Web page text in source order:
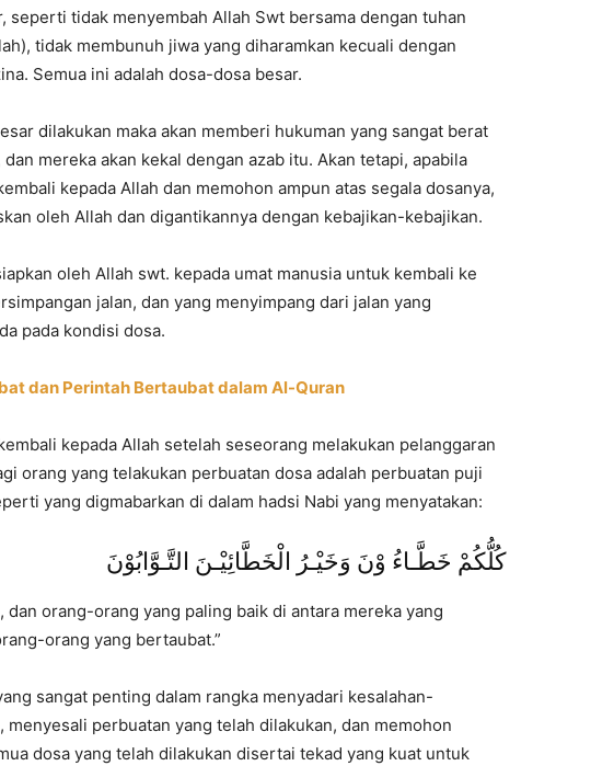
seperti tidak menyembah Allah Swt bersama dengan tuhan
tidak membunuh jiwa yang diharamkan kecuali dengan
Semua ini adalah dosa-dosa besar.
dilakukan maka akan memberi hukuman yang sangat berat
mereka akan kekal dengan azab itu. Akan tetapi, apabila
kepada Allah dan memohon ampun atas segala dosanya,
oleh Allah dan digantikannya dengan kebajikan-kebajikan.
oleh Allah swt. kepada umat manusia untuk kembali ke
jalan, dan yang menyimpang dari jalan yang
pada kondisi dosa.
dan Perintah Bertaubat dalam Al-Quran
kepada Allah setelah seseorang melakukan pelanggaran
orang yang telakukan perbuatan dosa adalah perbuatan puji
yang digmabarkan di dalam hadsi Nabi yang menyatakan:
كُلُّكُمْ خَطَّـاءُ وْنَ وَخَيْـرُ الْخَطَّائِيْـنَ التَّـوَّابُوْنَ
dan orang-orang yang paling baik di antara mereka yang
orang yang bertaubat.”
sangat penting dalam rangka menyadari kesalahan-
menyesali perbuatan yang telah dilakukan, dan memohon
dosa yang telah dilakukan disertai tekad yang kuat untuk